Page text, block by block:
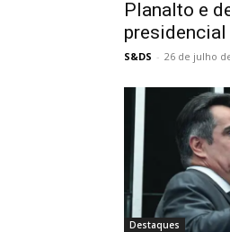
Planalto e
presidencial
S&DS - 26 de julho
Destaques